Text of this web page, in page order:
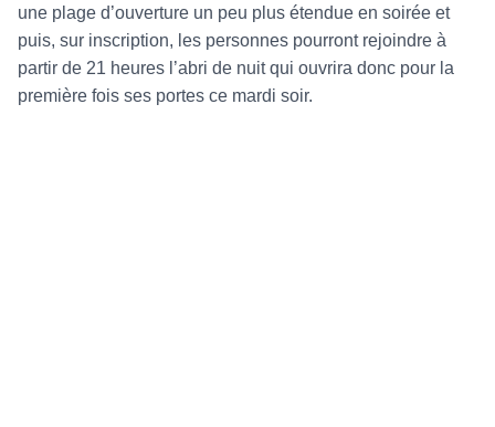
une plage d’ouverture un peu plus étendue en soirée et
puis, sur inscription, les personnes pourront rejoindre à
partir de 21 heures l’abri de nuit qui ouvrira donc pour la
première fois ses portes ce mardi soir.